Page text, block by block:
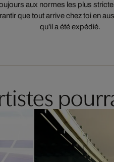
aux normes les plus
que tout arrive chez toi en
qu'il a été expédié.